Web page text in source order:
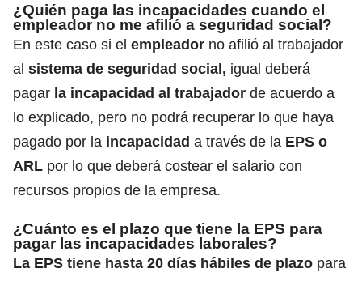
¿Quién paga las incapacidades cuando el
empleador no me afilió a seguridad social?
En este caso si el empleador no afilió al trabajador
al sistema de seguridad social, igual deberá
pagar la incapacidad al trabajador de acuerdo a
lo explicado, pero no podrá recuperar lo que haya
pagado por la incapacidad a través de la EPS o
ARL por lo que deberá costear el salario con
recursos propios de la empresa.
¿Cuánto es el plazo que tiene la EPS para
pagar las incapacidades laborales?
La EPS tiene hasta 20 días hábiles de plazo para